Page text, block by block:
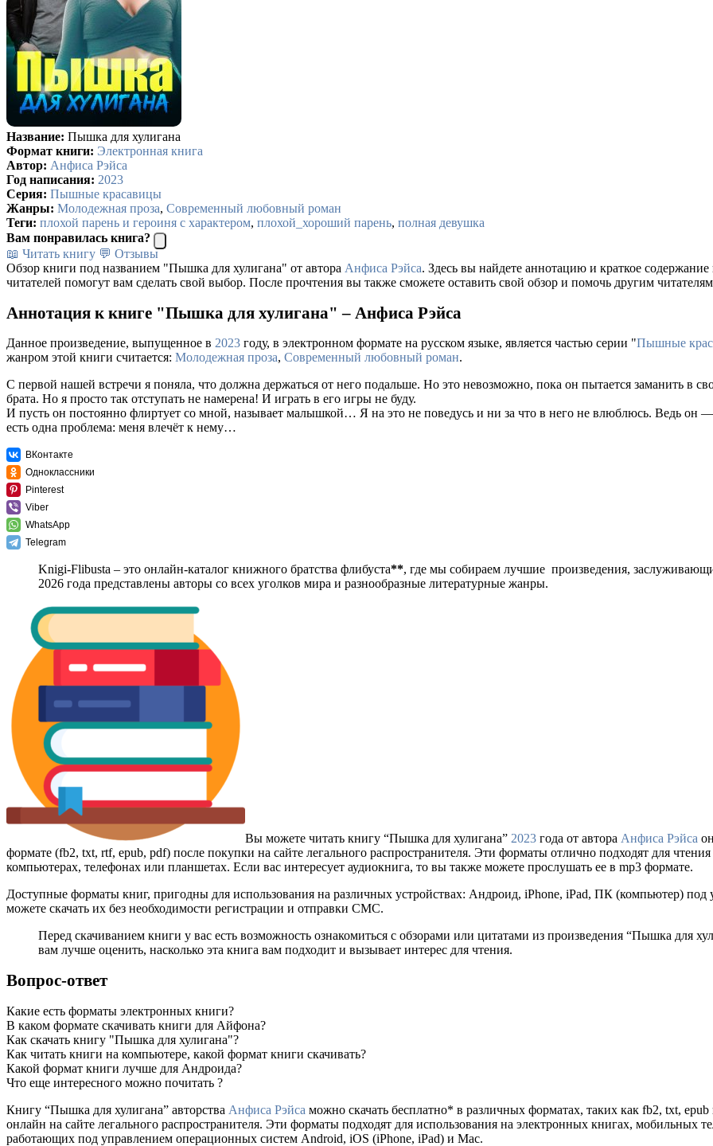
Название: Пышка для хулигана
Формат книги: Электронная книга
Автор: Анфиса Рэйса
Год написания: 2023
Серия: Пышные красавицы
Жанры: Молодежная проза, Современный любовный роман
Теги: плохой парень и героиня с характером, плохой_хороший парень, полная девушка
Вам понравилась книга?
📖 Читать книгу 💬 Отзывы
Обзор книги под названием "Пышка для хулигана" от автора Анфиса Рэйса. Здесь вы найдете аннотацию и краткое
читателей помогут вам сделать свой выбор. После прочтения вы также сможете оставить свой обзор и помочь другим
Аннотация к книге "Пышка для хулигана" – Анфиса Рэйса
Данное произведение, выпущенное в 2023 году, в электронном формате на русском языке, является частью серии "Пышные
жанром этой книги считается: Молодежная проза, Современный любовный роман.
С первой нашей встречи я поняла, что должна держаться от него подальше. Но это невозможно, пока он пытается заманить в
брата. Но я просто так отступать не намерена! И играть в его игры не буду.
И пусть он постоянно флиртует со мной, называет малышкой… Я на это не поведусь и ни за что в него не влюблюсь. Ведь он
есть одна проблема: меня влечёт к нему…
ВКонтакте
Одноклассники
Pinterest
Viber
WhatsApp
Telegram
Knigi-Flibusta – это онлайн-каталог книжного братства флибуста**, где мы собираем лучшие произведения,
2026 года представлены авторы со всех уголков мира и разнообразные литературные жанры.
Вы можете читать книгу “Пышка для хулигана” 2023 года от автора Анфиса Рэйса
формате (fb2, txt, rtf, epub, pdf) после покупки на сайте легального распространителя. Эти форматы отлично подходят для
компьютерах, телефонах или планшетах. Если вас интересует аудиокнига, то вы также можете прослушать ее в mp3 формате.
Доступные форматы книг, пригодны для использования на различных устройствах: Андроид, iPhone, iPad, ПК (компьютер)
можете скачать их без необходимости регистрации и отправки СМС.
Перед скачиванием книги у вас есть возможность ознакомиться с обзорами или цитатами из произведения “Пышка для
вам лучше оценить, насколько эта книга вам подходит и вызывает интерес для чтения.
Вопрос-ответ
Какие есть форматы электронных книги?
В каком формате скачивать книги для Айфона?
Как скачать книгу "Пышка для хулигана"?
Как читать книги на компьютере, какой формат книги скачивать?
Какой формат книги лучше для Андроида?
Что еще интересного можно почитать ?
Книгу “Пышка для хулигана” авторства Анфиса Рэйса можно скачать бесплатно* в различных форматах, таких как fb2, txt,
онлайн на сайте легального распространителя. Эти форматы подходят для использования на электронных книгах, мобильных
работающих под управлением операционных систем Android, iOS (iPhone, iPad) и Mac.